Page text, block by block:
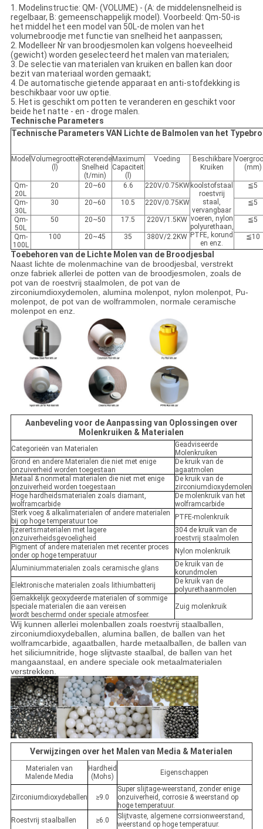
1. Modelinstructie: QM- (VOLUME) - (A: de middelensnelheid is
regelbaar, B: gemeenschappelijk model). Voorbeeld: Qm-50-is
het middel het een model van 50L-de molen van het
volumebroodje met functie van snelheid het aanpassen;
2. Modelleer Nr van broodjesmolen kan volgens hoeveelheid
(gewicht) worden geselecteerd het malen van materialen;
3. De selectie van materialen van kruiken en ballen kan door
bezit van materiaal worden gemaakt;
4. De automatische gietende apparaat en anti-stofdekking is
beschikbaar voor uw optie.
5. Het is geschikt om potten te veranderen en geschikt voor
beide het natte - en - droge malen.
Technische Parameters
Technische Parameters VAN Lichte de Balmolen van het
Model Volumegrootte
(l)
Roterende
Snelheid
(t/min)
Maximum
Capaciteit
(l)
Voeding
Beschikbare
Kruiken
(mm)
Qm-
20L
20 20~60 6.6 220V/0.75KW koolstofstaal
roestvrij
staal,
vervangbaar
voeren, nylon
polyurethaan,
PTFE, korund
en enz.
≦5
Qm-
30L
30 20~60 10.5 220V/0.75KW ≦5
Qm-
50L
50 20~50 17.5 220V/1.5KW ≦5
Qm-
100L
100 20~45 35 380V/2.2KW ≦10
Toebehoren van de Lichte Molen van de Broodjesbal
Naast lichte de molenmachine van de broodjesbal, verstrekt
onze fabriek allerlei de potten van de broodjesmolen, zoals de
pot van de roestvrij staalmolen, de pot van de
zirconiumdioxydemolen, alumina molenpot, nylon molenpot, Pu-
molenpot, de pot van de wolframmolen, normale ceramische
molenpot en enz.
Aanbeveling voor de Aanpassing van Oplossingen over
Molenkruiken & Materialen
Categorieën van Materialen
Geadviseerde
Molenkruiken
Grond en andere Materialen die niet met enige
onzuiverheid worden toegestaan
De kruik van de
agaatmolen
Metaal & nonmetal materialen die niet met enige
onzuiverheid worden toegestaan
De kruik van de
zirconiumdioxydemolen
Hoge hardheidsmaterialen zoals diamant,
wolframcarbide
De molenkruik van het
wolframcarbide
Sterk voeg & alkalimaterialen of andere materialen
bij op hoge temperatuur toe
PTFE-molenkruik
Ijzerertsmaterialen met lagere
onzuiverheidsgevoeligheid
304 de kruik van de
roestvrij staalmolen
Pigment of andere materialen met recenter proces
onder op hoge temperatuur
Nylon molenkruik
Aluminiummaterialen zoals ceramische glans
De kruik van de
korundmolen
Elektronische materialen zoals lithiumbatterij
De kruik van de
polyurethaanmolen
Gemakkelijk geoxydeerde materialen of sommige
speciale materialen die aan vereisen
wordt beschermd onder speciale atmosfeer.
Zuig molenkruik
Wij kunnen allerlei molenballen zoals roestvrij staalballen,
zirconiumdioxydeballen, alumina ballen, de ballen van het
wolframcarbide, agaatballen, harde metaalballen, de ballen van
het siliciumnitride, hoge slijtvaste staalbal, de ballen van het
mangaanstaal, en andere speciale ook metaalmaterialen
verstrekken.
Verwijzingen over het Malen van Media & Materialen
Materialen van
Malende Media
Hardheid
(Mohs)
Eigenschappen
Zirconiumdioxydeballen ≥9.0
Super slijtage-weerstand, zonder enige
onzuiverheid, corrosie & weerstand op
hoge temperatuur.
Roestvrij staalballen
≥6.0
Slijtvaste, algemene corrsionweerstand,
weerstand op hoge temperatuur.